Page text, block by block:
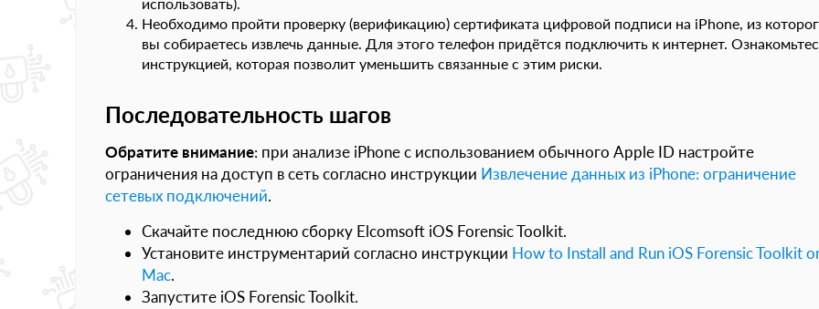
Необходимо пройти проверку (верификацию) сертификата цифровой подписи на iPhone, из
вы собираетесь извлечь данные. Для этого телефон придётся подключить к интернет.
инструкцией, которая позволит уменьшить связанные с этим риски.
Последовательность шагов
Обратите внимание: при анализе iPhone с использованием обычного Apple ID настройте
ограничения на доступ в сеть согласно инструкции Извлечение данных из iPhone: ограничение
сетевых подключений.
Скачайте последнюю сборку Elcomsoft iOS Forensic Toolkit.
Установите инструментарий согласно инструкции How to Install and Run iOS Forensic Toolkit
Mac.
Запустите iOS Forensic Toolkit.